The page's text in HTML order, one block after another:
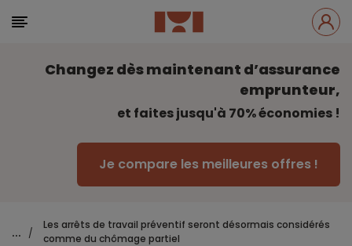
Changez dès maintenant d’assurance
emprunteur,
et faites jusqu'à 70% économies !
Je compare les meilleures offres !
... /
Les arrêts de travail préventif seront désormais considérés
comme du chômage partiel